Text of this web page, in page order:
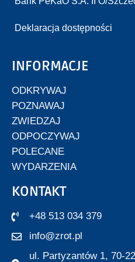
Deklaracja dostępności
INFORMACJE
ODKRYWAJ
POZNAWAJ
ZWIEDZAJ
ODPOCZYWAJ
POLECANE
WYDARZENIA
KONTAKT
+48 513 034 379
info@zrot.pl
ul. Partyzantów 1, 70-